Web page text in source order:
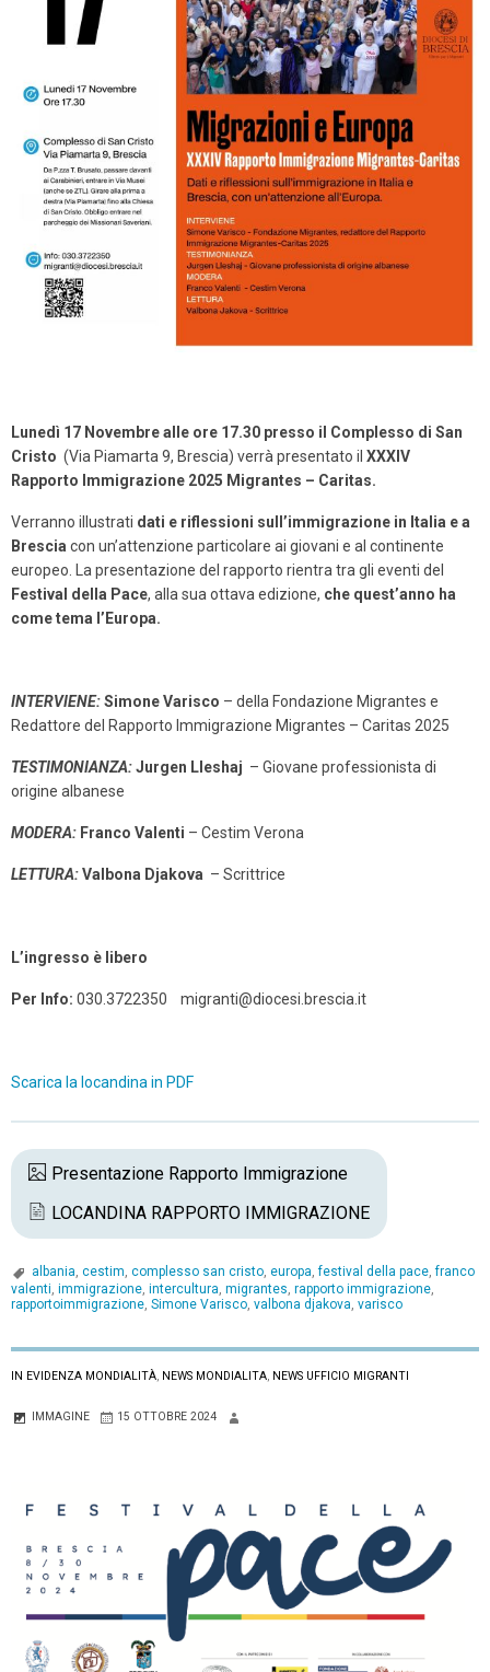
Lunedì 17 Novembre alle ore 17.30 presso il Complesso di San
Cristo (Via Piamarta 9, Brescia) verrà presentato il XXXIV
Rapporto Immigrazione 2025 Migrantes – Caritas.
Verranno illustrati dati e riflessioni sull’immigrazione in Italia e a
Brescia con un’attenzione particolare ai giovani e al continente
europeo. La presentazione del rapporto rientra tra gli eventi del
Festival della Pace, alla sua ottava edizione, che quest’anno ha
come tema l’Europa.
INTERVIENE:Simone Varisco – della Fondazione Migrantes e
Redattore del Rapporto Immigrazione Migrantes – Caritas 2025
TESTIMONIANZA:Jurgen Lleshaj – Giovane professionista di
origine albanese
MODERA: Franco Valenti – Cestim Verona
LETTURA:Valbona Djakova – Scrittrice
L’ingresso è libero
Per Info: 030.3722350 migranti@diocesi.brescia.it
Scarica la locandina in PDF
Presentazione Rapporto Immigrazione
LOCANDINA RAPPORTO IMMIGRAZIONE
albania cestim complesso san cristo europa ,festival della pace ,franco
valenti immigrazione intercultura migrantes rapporto immigrazione
rapportoimmigrazione Simone Varisco valbona djakova varisco
IN EVIDENZA MONDIALITÀ, NEWS MONDIALITA, NEWS UFFICIO MIGRANTI
IMMAGINE 15 OTTOBRE 2024